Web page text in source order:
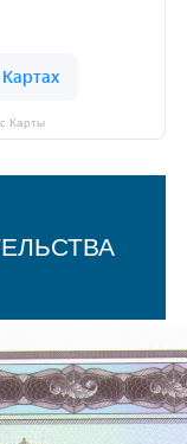
Карты